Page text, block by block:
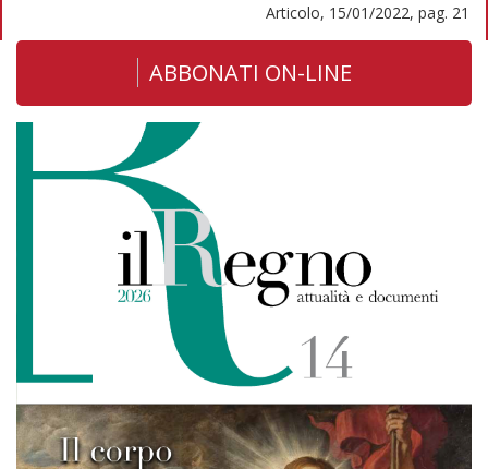
Articolo, 15/01/2022, pag. 21
ABBONATI ON-LINE